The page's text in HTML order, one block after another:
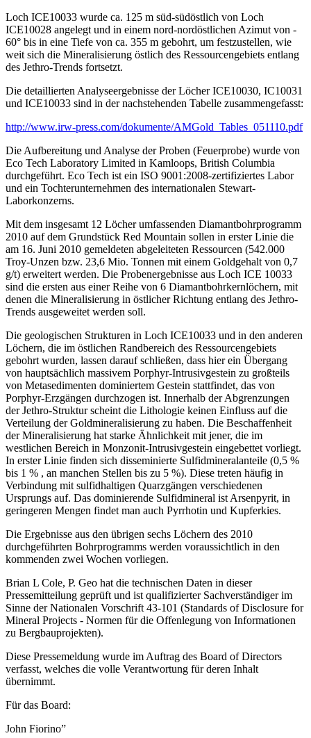
Loch ICE10033 wurde ca. 125 m süd-südöstlich von Loch
ICE10028 angelegt und in einem nord-nordöstlichen Azimut von -
60° bis in eine Tiefe von ca. 355 m gebohrt, um festzustellen, wie
weit sich die Mineralisierung östlich des Ressourcengebiets entlang
des Jethro-Trends fortsetzt.
Die detaillierten Analyseergebnisse der Löcher ICE10030, IC10031
und ICE10033 sind in der nachstehenden Tabelle zusammengefasst:
http://www.irw-press.com/dokumente/AMGold_Tables_051110.pdf
Die Aufbereitung und Analyse der Proben (Feuerprobe) wurde von
Eco Tech Laboratory Limited in Kamloops, British Columbia
durchgeführt. Eco Tech ist ein ISO 9001:2008-zertifiziertes Labor
und ein Tochterunternehmen des internationalen Stewart-
Laborkonzerns.
Mit dem insgesamt 12 Löcher umfassenden Diamantbohrprogramm
2010 auf dem Grundstück Red Mountain sollen in erster Linie die
am 16. Juni 2010 gemeldeten abgeleiteten Ressourcen (542.000
Troy-Unzen bzw. 23,6 Mio. Tonnen mit einem Goldgehalt von 0,7
g/t) erweitert werden. Die Probenergebnisse aus Loch ICE 10033
sind die ersten aus einer Reihe von 6 Diamantbohrkernlöchern, mit
denen die Mineralisierung in östlicher Richtung entlang des Jethro-
Trends ausgeweitet werden soll.
Die geologischen Strukturen in Loch ICE10033 und in den anderen
Löchern, die im östlichen Randbereich des Ressourcengebiets
gebohrt wurden, lassen darauf schließen, dass hier ein Übergang
von hauptsächlich massivem Porphyr-Intrusivgestein zu großteils
von Metasedimenten dominiertem Gestein stattfindet, das von
Porphyr-Erzgängen durchzogen ist. Innerhalb der Abgrenzungen
der Jethro-Struktur scheint die Lithologie keinen Einfluss auf die
Verteilung der Goldmineralisierung zu haben. Die Beschaffenheit
der Mineralisierung hat starke Ähnlichkeit mit jener, die im
westlichen Bereich in Monzonit-Intrusivgestein eingebettet vorliegt.
In erster Linie finden sich disseminierte Sulfidmineralanteile (0,5 %
bis 1 % , an manchen Stellen bis zu 5 %). Diese treten häufig in
Verbindung mit sulfidhaltigen Quarzgängen verschiedenen
Ursprungs auf. Das dominierende Sulfidmineral ist Arsenpyrit, in
geringeren Mengen findet man auch Pyrrhotin und Kupferkies.
Die Ergebnisse aus den übrigen sechs Löchern des 2010
durchgeführten Bohrprogramms werden voraussichtlich in den
kommenden zwei Wochen vorliegen.
Brian L Cole, P. Geo hat die technischen Daten in dieser
Pressemitteilung geprüft und ist qualifizierter Sachverständiger im
Sinne der Nationalen Vorschrift 43-101 (Standards of Disclosure for
Mineral Projects - Normen für die Offenlegung von Informationen
zu Bergbauprojekten).
Diese Pressemeldung wurde im Auftrag des Board of Directors
verfasst, welches die volle Verantwortung für deren Inhalt
übernimmt.
Für das Board:
John Fiorino”